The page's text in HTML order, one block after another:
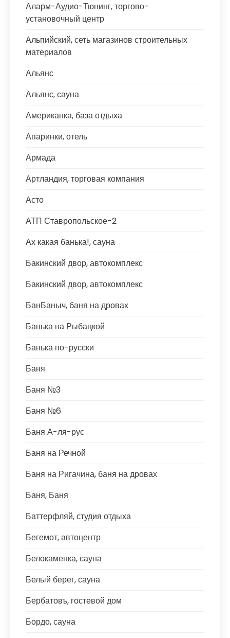
Аларм-Аудио-Тюнинг, торгово-
установочный центр
Альпийский, сеть магазинов строительных
материалов
Альянс
Альянс, сауна
Американка, база отдыха
Апаринки, отель
Армада
Артландия, торговая компания
Асто
АТП Ставропольское-2
Ах какая банька!, сауна
Бакинский двор, автокомплекс
Бакинский двор, автокомплекс
БанБаныч, баня на дровах
Банька на Рыбацкой
Банька по-русски
Баня
Баня №3
Баня №6
Баня А-ля-рус
Баня на Речной
Баня на Ригачина, баня на дровах
Баня, Баня
Баттерфляй, студия отдыха
Бегемот, автоцентр
Белокаменка, сауна
Белый берег, сауна
Бербатовъ, гостевой дом
Бордо, сауна